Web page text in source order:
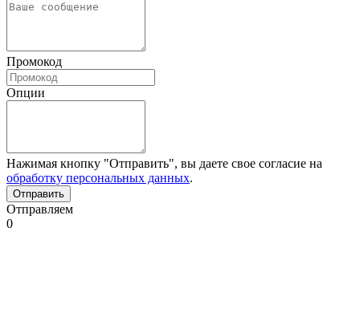
Промокод
Опции
Нажимая кнопку "Отправить", вы даете свое согласие на
обработку персональных данных.
Отправляем
0